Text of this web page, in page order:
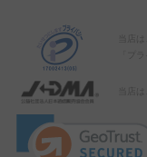
当店
「プ
当店